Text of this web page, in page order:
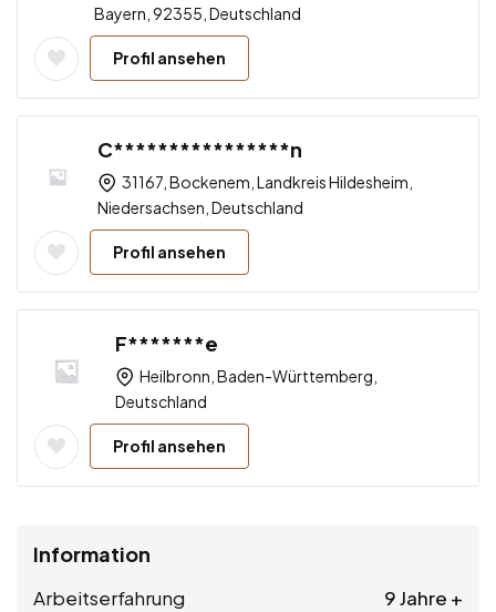
Bayern, 92355, Deutschland
Profil ansehen
C****************n
31167, Bockenem, Landkreis Hildesheim,
Niedersachsen, Deutschland
Profil ansehen
F*******e
Heilbronn, Baden-Württemberg,
Deutschland
Profil ansehen
Information
Arbeitserfahrung 9 Jahre +